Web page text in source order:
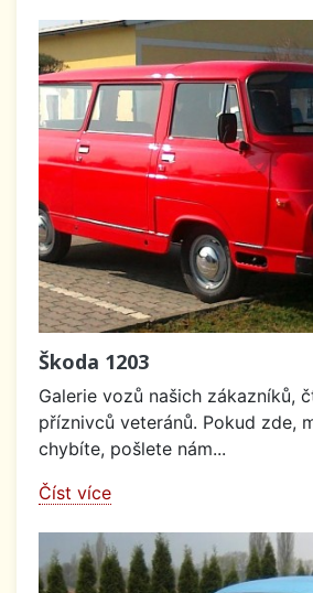
Škoda 1203
Galerie vozů našich zákazníků,
příznivců veteránů. Pokud zde,
chybíte, pošlete nám...
Číst více